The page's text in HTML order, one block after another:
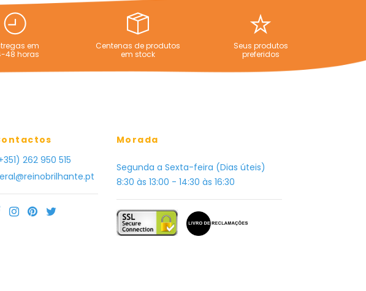
em
48 horas
Centenas de produtos
em stock
Seus produtos
preferidos
262 950 515
Morada
Segunda a Sexta-feira (Dias úteis)
8:30 às 13:00 - 14:30 às 16:30